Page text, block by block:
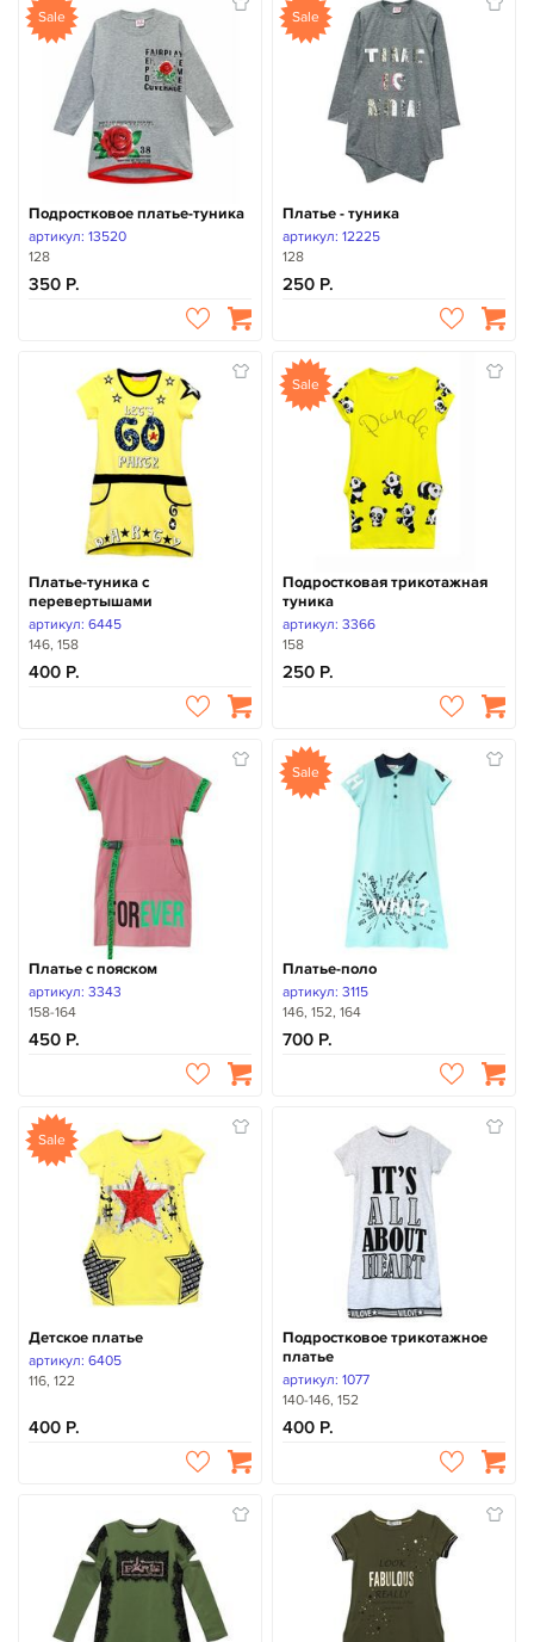
Sale
Подростковое платье-туника
артикул: 13520
128
350
Sale
Платье - туника
артикул: 12225
128
250
Платье-туника с
перевертышами
артикул: 6445
146, 158
400
Sale
Подростковая трикотажная
туника
артикул: 3366
158
250
Платье с пояском
артикул: 3343
158-164
450
Sale
Платье-поло
артикул: 3115
146, 152, 164
700
Sale
Детское платье
артикул: 6405
116, 122
400
Подростковое трикотажное
платье
артикул: 1077
140-146, 152
400